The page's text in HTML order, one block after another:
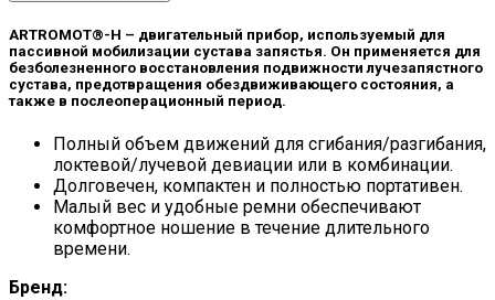
ARTROMOT®-H – двигательный прибор, используемый для
пассивной мобилизации сустава запястья. Он применяется для
безболезненного восстановления подвижности лучезапястного
сустава, предотвращения обездвиживающего состояния, а
также в послеоперационный период.
Полный объем движений для сгибания/разгибания,
локтевой/лучевой девиации или в комбинации.
Долговечен, компактен и полностью портативен.
Малый вес и удобные ремни обеспечивают
комфортное ношение в течение длительного
времени.
Бренд: